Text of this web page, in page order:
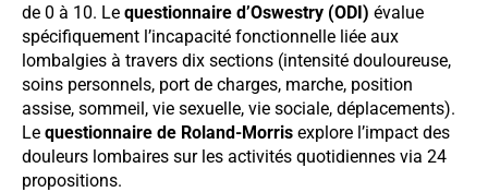
de 0 à 10. Le questionnaire d’Oswestry (ODI) évalue
spécifiquement l’incapacité fonctionnelle liée aux
lombalgies à travers dix sections (intensité douloureuse,
soins personnels, port de charges, marche, position
assise, sommeil, vie sexuelle, vie sociale, déplacements).
Le questionnaire de Roland-Morris explore l’impact des
douleurs lombaires sur les activités quotidiennes via 24
propositions.